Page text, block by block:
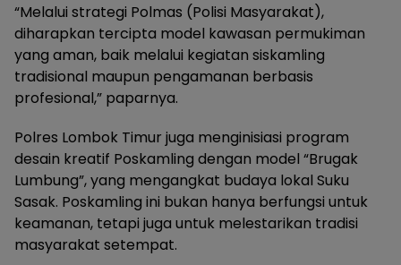
“Melalui strategi Polmas (Polisi Masyarakat),
diharapkan tercipta model kawasan permukiman
yang aman, baik melalui kegiatan siskamling
tradisional maupun pengamanan berbasis
profesional,” paparnya.
Polres Lombok Timur juga menginisiasi program
desain kreatif Poskamling dengan model “Brugak
Lumbung”, yang mengangkat budaya lokal Suku
Sasak. Poskamling ini bukan hanya berfungsi untuk
keamanan, tetapi juga untuk melestarikan tradisi
masyarakat setempat.